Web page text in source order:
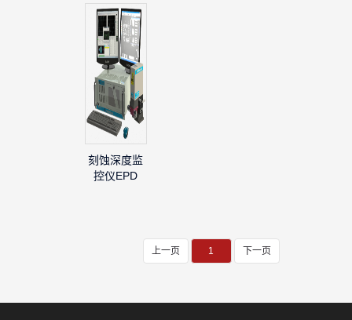
刻蚀深度监
控仪EPD
上一页 1 下一页